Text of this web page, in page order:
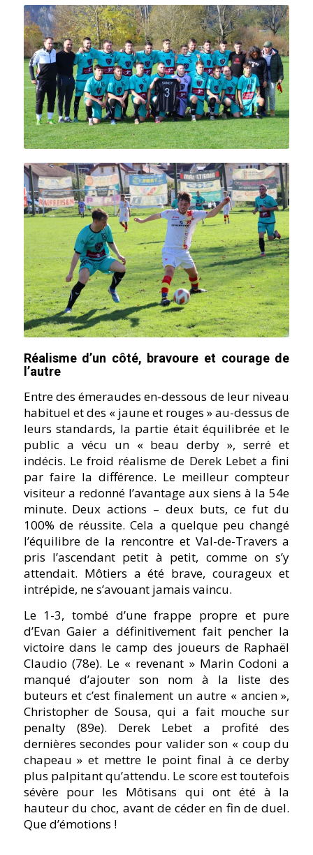
Réalisme d’un côté, bravoure et courage de
l’autre
Entre des émeraudes en-dessous de leur niveau
habituel et des « jaune et rouges » au-dessus de
leurs standards, la partie était équilibrée et le
public a vécu un « beau derby », serré et
indécis. Le froid réalisme de Derek Lebet a fini
par faire la différence. Le meilleur compteur
visiteur a redonné l’avantage aux siens à la 54e
minute. Deux actions – deux buts, ce fut du
100% de réussite. Cela a quelque peu changé
l’équilibre de la rencontre et Val-de-Travers a
pris l’ascendant petit à petit, comme on s’y
attendait. Môtiers a été brave, courageux et
intrépide, ne s’avouant jamais vaincu.
Le 1-3, tombé d’une frappe propre et pure
d’Evan Gaier a définitivement fait pencher la
victoire dans le camp des joueurs de Raphaël
Claudio (78e). Le « revenant » Marin Codoni a
manqué d’ajouter son nom à la liste des
buteurs et c’est finalement un autre « ancien »,
Christopher de Sousa, qui a fait mouche sur
penalty (89e). Derek Lebet a profité des
dernières secondes pour valider son « coup du
chapeau » et mettre le point final à ce derby
plus palpitant qu’attendu. Le score est toutefois
sévère pour les Môtisans qui ont été à la
hauteur du choc, avant de céder en fin de duel.
Que d’émotions !